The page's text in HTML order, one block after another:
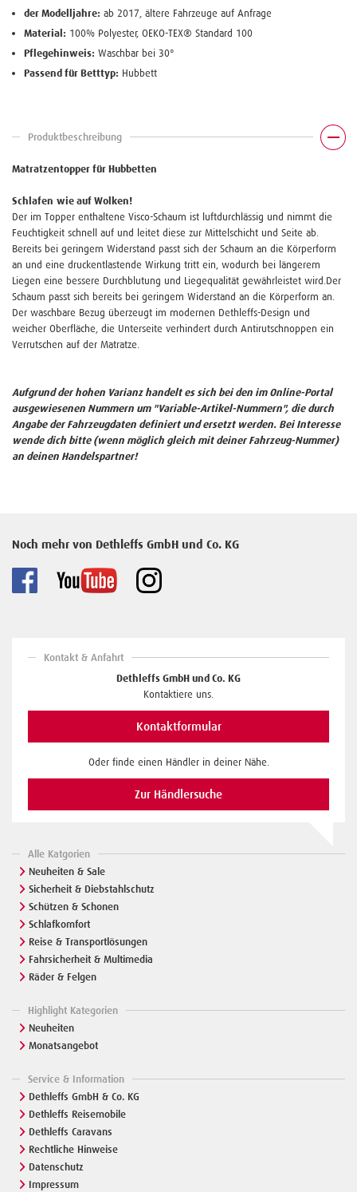
der Modelljahre: ab 2017, ältere Fahrzeuge auf Anfrage
Material: 100% Polyester, OEKO-TEX® Standard 100
Pflegehinweis: Waschbar bei 30°
Passend für Betttyp: Hubbett
Produktbeschreibung
Matratzentopper für Hubbetten
Schlafen wie auf Wolken!
Der im Topper enthaltene Visco-Schaum ist luftdurchlässig und nimmt die
Feuchtigkeit schnell auf und leitet diese zur Mittelschicht und Seite ab.
Bereits bei geringem Widerstand passt sich der Schaum an die Körperform
an und eine druckentlastende Wirkung tritt ein, wodurch bei längerem
Liegen eine bessere Durchblutung und Liegequalität gewährleistet wird.Der
Schaum passt sich bereits bei geringem Widerstand an die Körperform an.
Der waschbare Bezug überzeugt im modernen Dethleffs-Design und
weicher Oberfläche, die Unterseite verhindert durch Antirutschnoppen ein
Verrutschen auf der Matratze.
Aufgrund der hohen Varianz handelt es sich bei den im Online-Portal
ausgewiesenen Nummern um "Variable-Artikel-Nummern", die durch
Angabe der Fahrzeugdaten definiert und ersetzt werden. Bei Interesse
wende dich bitte (wenn möglich gleich mit deiner Fahrzeug-Nummer)
an deinen Handelspartner!
Noch mehr von Dethleffs GmbH und Co. KG
Kontakt & Anfahrt
Dethleffs GmbH und Co. KG
Kontaktiere uns.
Kontaktformular
Oder finde einen Händler in deiner Nähe.
Zur Händlersuche
Alle Katgorien
Neuheiten & Sale
Sicherheit & Diebstahlschutz
Schützen & Schonen
Schlafkomfort
Reise & Transportlösungen
Fahrsicherheit & Multimedia
Räder & Felgen
Highlight Kategorien
Neuheiten
Monatsangebot
Service & Information
Dethleffs GmbH & Co. KG
Dethleffs Reisemobile
Dethleffs Caravans
Rechtliche Hinweise
Datenschutz
Impressum